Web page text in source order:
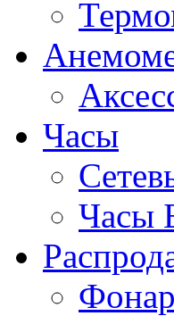
Часы
Часы